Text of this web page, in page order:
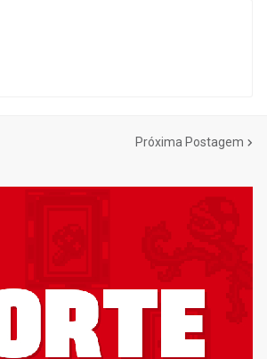
Próxima Postagem